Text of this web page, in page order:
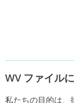
WV ファイル
私たちの目的は、